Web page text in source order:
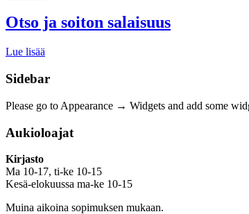
Otso ja soiton salaisuus
Lue lisää
Sidebar
Please go to Appearance → Widgets and add some
Aukioloajat
Kirjasto
Ma 10-17, ti-ke 10-15
Kesä-elokuussa ma-ke 10-15
Muina aikoina sopimuksen mukaan.